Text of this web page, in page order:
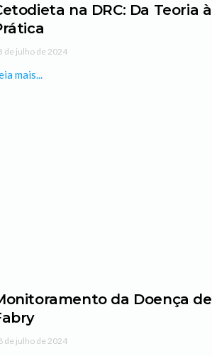
na DRC: Da Teoria à
de julho de 2024
mais...
da Doença de
de julho de 2024